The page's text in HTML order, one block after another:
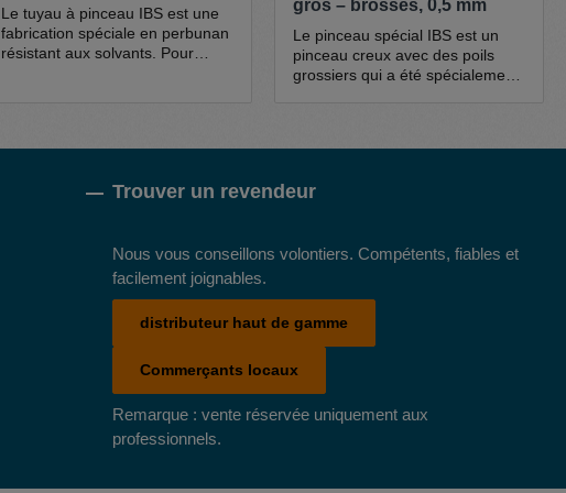
Le tuyau à pinceau IBS est une
fabrication spéciale en perbunan
résistant aux solvants. Pour
tuyau pinceau durable et
chimique contre les huiles
l'utilisation avec les nettoyants
spéciaux IBS (nettoyants à froid).
gros – brosses, 0,5 mm
Le pinceau spécial IBS est un
pinceau creux avec des poils
grossiers qui a été spécialement
conique et se fixe sur le tuyau du
spécial (0,5 mm d'épaisseur). Le
nettoyage standard avec
Trouver un revendeur
Nous vous conseillons volontiers. Compétents, fiables et
facilement joignables.
distributeur haut de gamme
Commerçants locaux
Remarque : vente réservée uniquement aux
professionnels.